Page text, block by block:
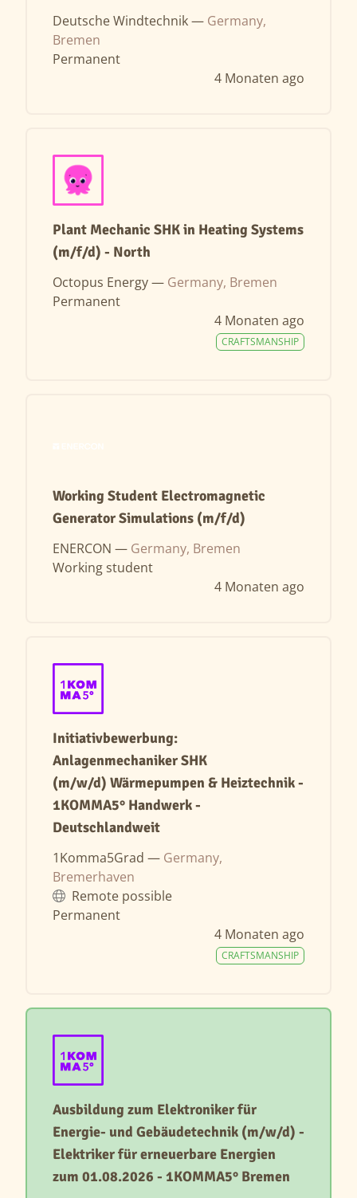
Deutsche Windtechnik — Germany,
Bremen
Permanent
4 Monaten ago
Plant Mechanic SHK in Heating Systems
(m/f/d) - North
Octopus Energy — Germany, Bremen
Permanent
4 Monaten ago
CRAFTSMANSHIP
Working Student Electromagnetic
Generator Simulations (m/f/d)
ENERCON — Germany, Bremen
Working student
4 Monaten ago
Initiativbewerbung:
Anlagenmechaniker SHK
(m/w/d) Wärmepumpen & Heiztechnik -
1KOMMA5° Handwerk -
Deutschlandweit
1Komma5Grad — Germany,
Bremerhaven
Remote possible
Permanent
4 Monaten ago
CRAFTSMANSHIP
Ausbildung zum Elektroniker für
Energie- und Gebäudetechnik (m/w/d) -
Elektriker für erneuerbare Energien
zum 01.08.2026 - 1KOMMA5° Bremen